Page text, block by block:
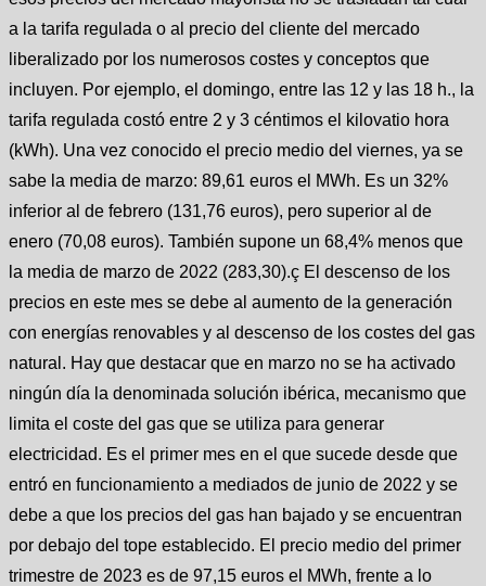
a la tarifa regulada o al precio del cliente del mercado
liberalizado por los numerosos costes y conceptos que
incluyen. Por ejemplo, el domingo, entre las 12 y las 18 h., la
tarifa regulada costó entre 2 y 3 céntimos el kilovatio hora
(kWh). Una vez conocido el precio medio del viernes, ya se
sabe la media de marzo: 89,61 euros el MWh. Es un 32%
inferior al de febrero (131,76 euros), pero superior al de
enero (70,08 euros). También supone un 68,4% menos que
la media de marzo de 2022 (283,30).ç El descenso de los
precios en este mes se debe al aumento de la generación
con energías renovables y al descenso de los costes del gas
natural. Hay que destacar que en marzo no se ha activado
ningún día la denominada solución ibérica, mecanismo que
limita el coste del gas que se utiliza para generar
electricidad. Es el primer mes en el que sucede desde que
entró en funcionamiento a mediados de junio de 2022 y se
debe a que los precios del gas han bajado y se encuentran
por debajo del tope establecido. El precio medio del primer
trimestre de 2023 es de 97,15 euros el MWh, frente a lo